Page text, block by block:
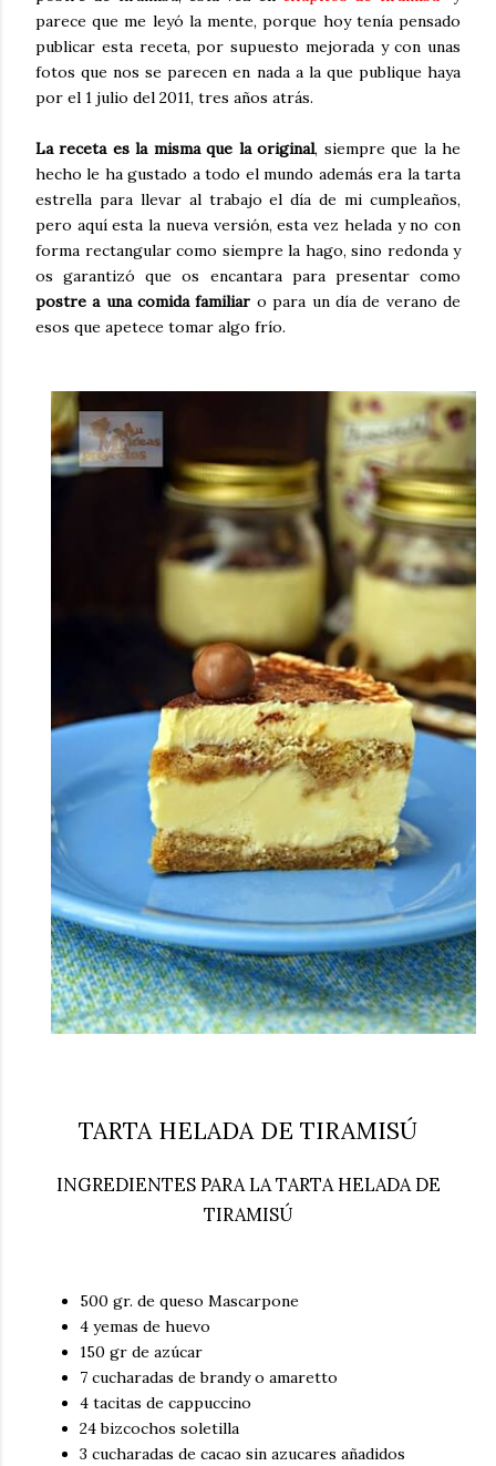
parece que me leyó la mente, porque hoy tenía pensado
publicar esta receta, por supuesto mejorada y con unas
fotos que nos se parecen en nada a la que publique haya
por el 1 julio del 2011, tres años atrás.
La receta es la misma que la original, siempre que la he
hecho le ha gustado a todo el mundo además era la tarta
estrella para llevar al trabajo el día de mi cumpleaños,
pero aquí esta la nueva versión, esta vez helada y no con
forma rectangular como siempre la hago, sino redonda y
os garantizó que os encantara para presentar como
postre a una comida familiar o para un día de verano de
esos que apetece tomar algo frío.
TARTA HELADA DE TIRAMISÚ
INGREDIENTES PARA LA TARTA HELADA DE
TIRAMISÚ
500 gr. de queso Mascarpone
4 yemas de huevo
150 gr de azúcar
7 cucharadas de brandy o amaretto
4 tacitas de cappuccino
24 bizcochos soletilla
3 cucharadas de cacao sin azucares añadidos